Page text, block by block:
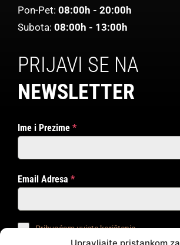
Pon-Pet: 08:00h - 20:00h
Subota: 08:00h - 13:00h
PRIJAVI SE NA
NEWSLETTER
Ime i Prezime *
Email Adresa *
Prihvaćam uvjete korištenja